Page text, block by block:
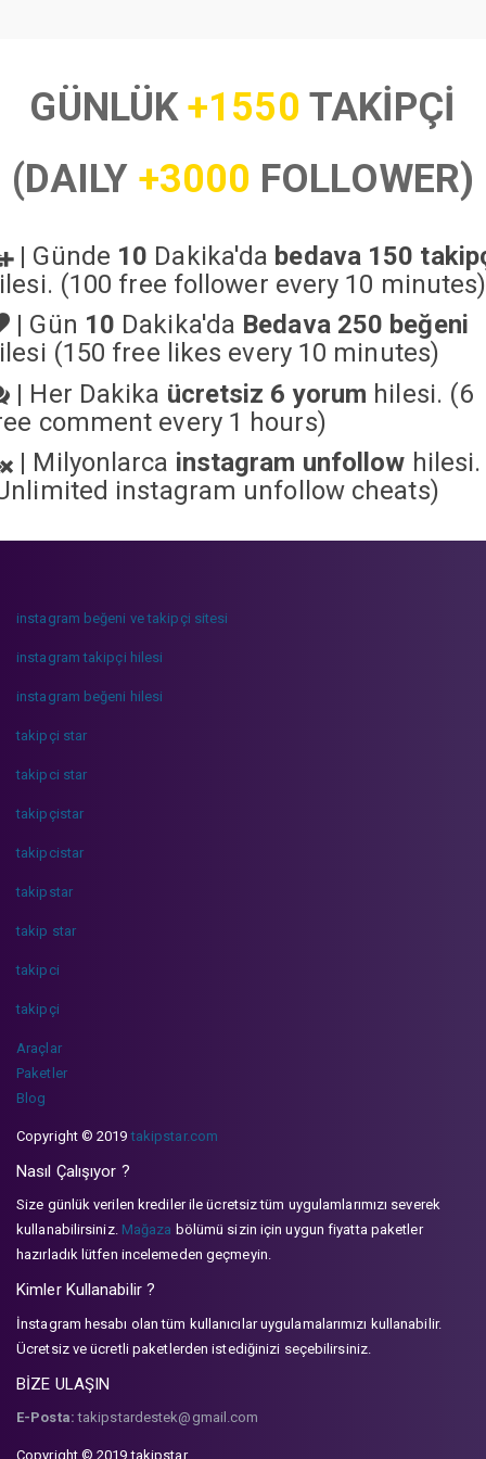
GÜNLÜK+1550 TAKİPÇİ
(DAILY +3000 FOLLOWER)
| Günde 10 Dakika'da bedava 150
(100 free follower every 10 minutes)
| Gün 10 Dakika'da Bedava 250 beğeni
(150 free likes every 10 minutes)
| Her Dakika ücretsiz 6 yorum hilesi. (6
comment every 1 hours)
| Milyonlarca instagram unfollow hilesi.
instagram unfollow cheats)
instagram beğeni ve takipçi sitesi
instagram takipçi hilesi
instagram beğeni hilesi
takipçi star
takipci star
takipçistar
takipcistar
takipstar
takip star
takipci
takipçi
Araçlar
Paketler
Blog
Copyright © 2019takipstar.com
Nasıl Çalışıyor ?
Size günlük verilen krediler ile ücretsiz tüm uygulamlarımızı severek
kullanabilirsiniz. Mağaza bölümü sizin için uygun fiyatta paketler
hazırladık lütfen incelemeden geçmeyin.
Kimler Kullanabilir ?
İnstagram hesabı olan tüm kullanıcılar uygulamalarımızı kullanabilir.
Ücretsiz ve ücretli paketlerden istediğinizi seçebilirsiniz.
BİZE ULAŞIN
E-Posta: takipstardestek@gmail.com
Copyright © 2019 takipstar.